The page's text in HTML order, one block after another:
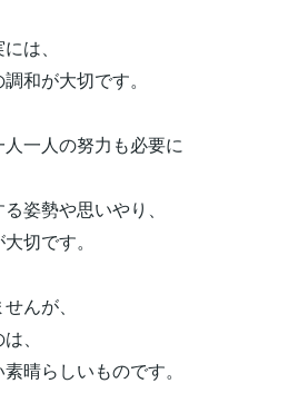
は、
和が大切です。
一人の努力も必要に
姿勢や思いやり、
切です。
んが、
、
晴らしいものです。